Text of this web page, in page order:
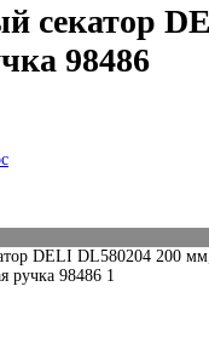
секатор
98486